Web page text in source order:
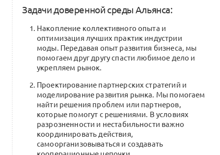
Андрей Якунцев
Шаг 2. Найдите свою точку входа
и роста в Альянсе: карта ролей
и программа развития компетенций
0
Шаг 3.9 Траектория лидерам
региональных сообществ
1 комментарий
Задачи доверенной среды Альянса:
Накопление коллективного опыта и
оптимизация лучших практик индустрии
моды. Передавая опыт развития бизнеса, мы
помогаем друг другу спасти любимое дело и
укрепляем рынок.
Проектирование партнерских стратегий и
моделирование развития рынка. Мы помогаем
найти решения проблем или партнеров,
которые помогут с решениями. В условиях
разрозненности и нестабильности важно
координировать действия,
самоорганизовываться и создавать